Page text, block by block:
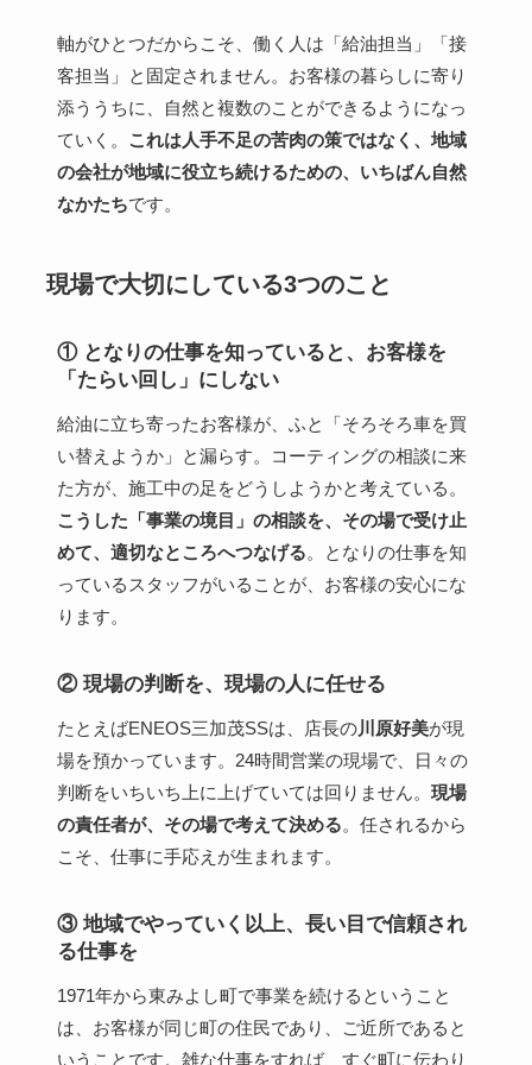
軸がひとつだからこそ、働く人は「給油担当」「接
客担当」と固定されません。お客様の暮らしに寄り
添ううちに、自然と複数のことができるようになっ
ていく。 これは人手不足の苦肉の策ではなく、地域
の会社が地域に役立ち続けるための、いちばん自然
なかたちです。
現場で大切にしている3つのこと
① となりの仕事を知っていると、お客様を
「たらい回し」にしない
給油に立ち寄ったお客様が、ふと「そろそろ車を買
い替えようか」と漏らす。コーティングの相談に来
た方が、施工中の足をどうしようかと考えている。
こうした「事業の境目」の相談を、その場で受け止
めて、適切なところへつなげる。となりの仕事を知
っているスタッフがいることが、お客様の安心にな
ります。
② 現場の判断を、現場の人に任せる
たとえばENEOS三加茂SSは、店長の川原好美が現
場を預かっています。24時間営業の現場で、日々の
判断をいちいち上に上げていては回りません。 現場
の責任者が、その場で考えて決める。任されるから
こそ、仕事に手応えが生まれます。
③ 地域でやっていく以上、長い目で信頼され
る仕事を
1971年から東みよし町で事業を続けるということ
は、お客様が同じ町の住民であり、ご近所であると
いうことです。雑な仕事をすれば、すぐ町に伝わり